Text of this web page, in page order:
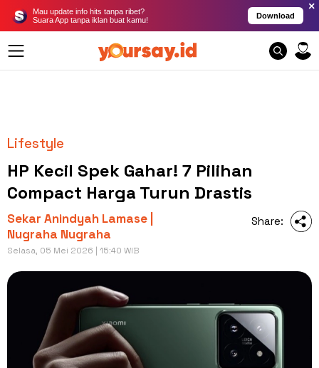
Mau update info hits tanpa ribet?
Suara App tanpa iklan buat kamu!
Download
×
Lifestyle
HP Kecil Spek Gahar! 7 Pilihan
Compact Harga Turun Drastis
Sekar Anindyah Lamase |
Nugraha Nugraha
Selasa, 05 Mei 2026 | 15:40 WIB
Share: